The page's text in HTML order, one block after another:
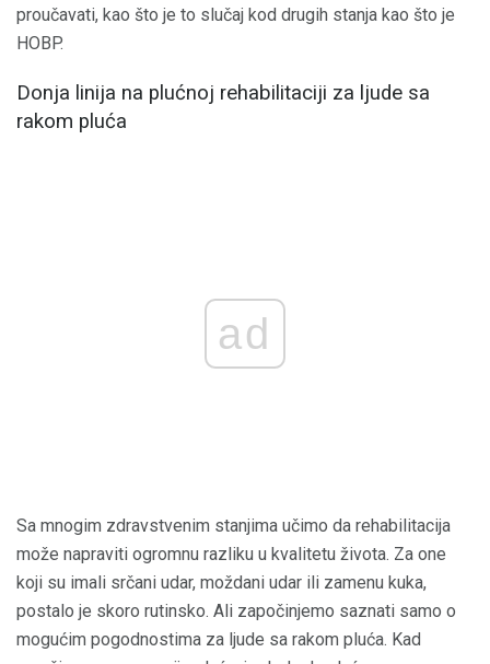
proučavati, kao što je to slučaj kod drugih stanja kao što je
HOBP.
Donja linija na plućnoj rehabilitaciji za ljude sa
rakom pluća
ad
Sa mnogim zdravstvenim stanjima učimo da rehabilitacija
može napraviti ogromnu razliku u kvalitetu života. Za one
koji su imali srčani udar, moždani udar ili zamenu kuka,
postalo je skoro rutinsko. Ali započinjemo saznati samo o
mogućim pogodnostima za ljude sa rakom pluća. Kad